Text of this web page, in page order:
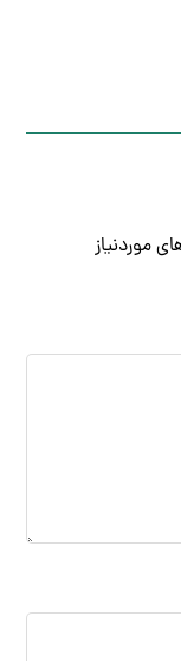
موردنیاز